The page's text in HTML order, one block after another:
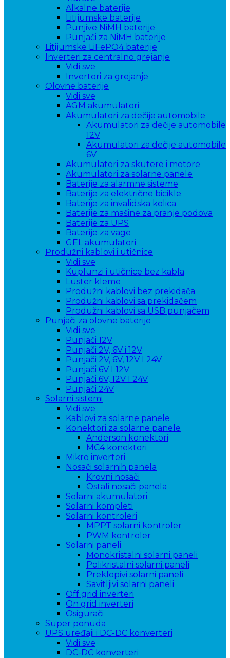
Alkalne baterije
Litijumske baterije
Punjive NiMH baterije
Punjači za NiMH baterije
Litijumske LiFePO4 baterije
Inverteri za centralno grejanje
Vidi sve
Invertori za grejanje
Olovne baterije
Vidi sve
AGM akumulatori
Akumulatori za dečije automobile
Akumulatori za dečije automobile
12V
Akumulatori za dečije automobile
6V
Akumulatori za skutere i motore
Akumulatori za solarne panele
Baterije za alarmne sisteme
Baterije za električne bicikle
Baterije za invalidska kolica
Baterije za mašine za pranje podova
Baterije za UPS
Baterije za vage
GEL akumulatori
Produžni kablovi i utičnice
Vidi sve
Kuplunzi i utičnice bez kabla
Luster kleme
Produžni kablovi bez prekidača
Produžni kablovi sa prekidačem
Produžni kablovi sa USB punjačem
Punjači za olovne baterije
Vidi sve
Punjači 12V
Punjači 2V, 6V i 12V
Punjači 2V, 6V, 12V I 24V
Punjači 6V I 12V
Punjači 6V, 12V I 24V
Punjači 24V
Solarni sistemi
Vidi sve
Kablovi za solarne panele
Konektori za solarne panele
Anderson konektori
MC4 konektori
Mikro inverteri
Nosači solarnih panela
Krovni nosači
Ostali nosači panela
Solarni akumulatori
Solarni kompleti
Solarni kontroleri
MPPT solarni kontroler
PWM kontroler
Solarni paneli
Monokristalni solarni paneli
Polikristalni solarni paneli
Preklopivi solarni paneli
Savitljivi solarni paneli
Off grid inverteri
On grid inverteri
Osigurači
Super ponuda
UPS uređaji i DC-DC konverteri
Vidi sve
DC-DC konverteri